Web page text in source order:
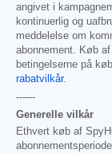
angivet i
kontinuerlig og
meddelelse om
abonnement. Køb
betingelserne på
rabatvilkår.
------
Generelle vilkår
Ethvert køb af